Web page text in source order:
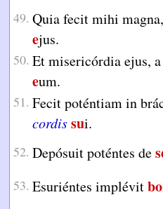
49. Quia fecit mihi
ejus.
50. Et misericórdia ejus,
eum.
51. Fecit poténtiam in
cordissui.
52. Depósuit poténtes de
53. Esuriéntes implévitbo